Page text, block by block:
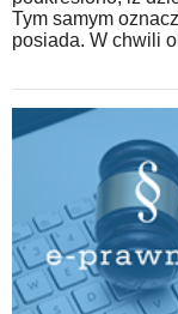
Tym samym
posiada. W chwili